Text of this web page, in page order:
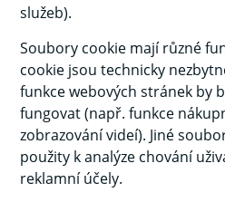
služeb).
Soubory cookie mají různé
cookie jsou technicky
funkce webových stránek by
fungovat (např. funkce
zobrazování videí). Jiné
použity k analýze chování
reklamní účely.